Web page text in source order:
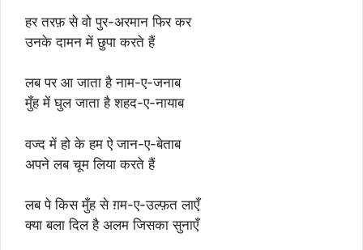
हर तरफ़ से वो पुर-अरमान फिर कर
उनके दामन में छुपा करते हैं
लब पर आ जाता है नाम-ए-जनाब
मुँह में घुल जाता है शहद-ए-नायाब
वज्द में हो के हम ऐ जान-ए-बेताब
अपने लब चूम लिया करते हैं
लब पे किस मुँह से ग़म-ए-उल्फ़त लाएँ
क्या बला दिल है अलम जिसका सुनाएँ